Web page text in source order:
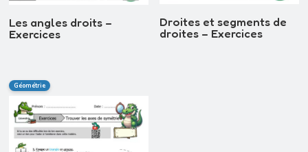
Les angles droits –
Exercices
Droites et segments de
droites – Exercices
Géométrie